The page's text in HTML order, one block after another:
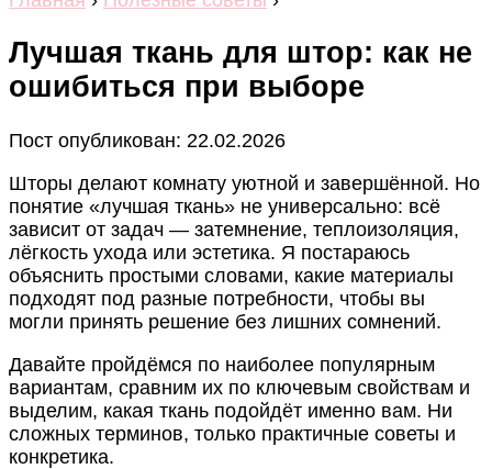
Лучшая ткань для штор: как не
ошибиться при выборе
Пост опубликован: 22.02.2026
Шторы делают комнату уютной и завершённой. Но
понятие «лучшая ткань» не универсально: всё
зависит от задач — затемнение, теплоизоляция,
лёгкость ухода или эстетика. Я постараюсь
объяснить простыми словами, какие материалы
подходят под разные потребности, чтобы вы
могли принять решение без лишних сомнений.
Давайте пройдёмся по наиболее популярным
вариантам, сравним их по ключевым свойствам и
выделим, какая ткань подойдёт именно вам. Ни
сложных терминов, только практичные советы и
конкретика.